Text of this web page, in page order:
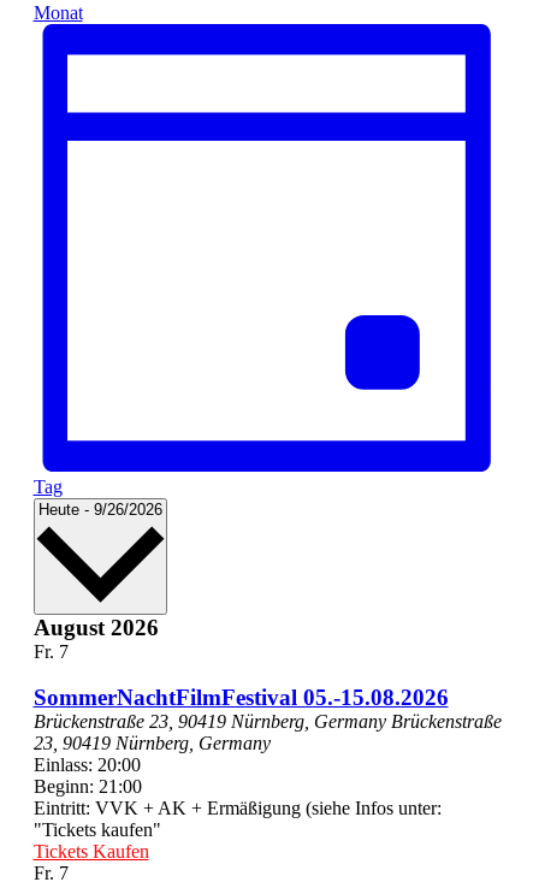
Monat
Tag
Heute - 9/26/2026 Datum
August 2026
Fr. 7
SommerNachtFilmFestival 05.-15.08.2026
Brückenstraße 23, 90419 Nürnberg, Germany Brückenstraße
23, 90419 Nürnberg, Germany
Einlass: 20:00
Beginn: 21:00
Eintritt: VVK + AK + Ermäßigung (siehe Infos unter:
"Tickets kaufen"
Tickets Kaufen
Fr. 7